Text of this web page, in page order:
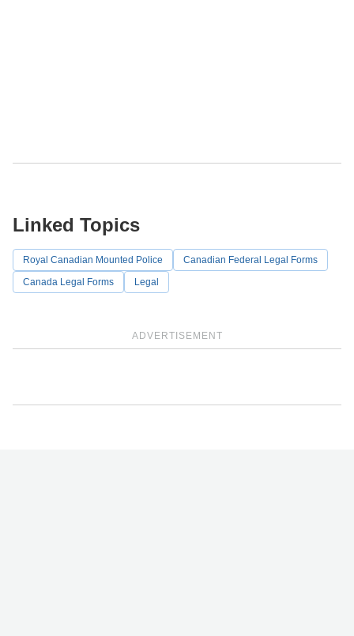
ADVERTISEMENT
Linked Topics
Royal Canadian Mounted Police
Canadian Federal Legal Forms
Canada Legal Forms
Legal